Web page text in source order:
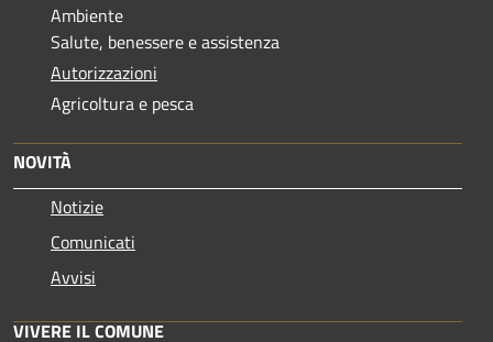
Ambiente
Salute, benessere e assistenza
Autorizzazioni
Agricoltura e pesca
NOVITÀ
Notizie
Comunicati
Avvisi
VIVERE IL COMUNE